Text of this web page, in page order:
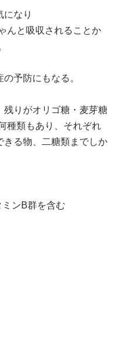
になり
んと吸収されることか
予防にもなる。
残りがオリゴ糖・麦芽糖
種類もあり、それぞれ
る物、二糖類までしか
ミンB群を含む